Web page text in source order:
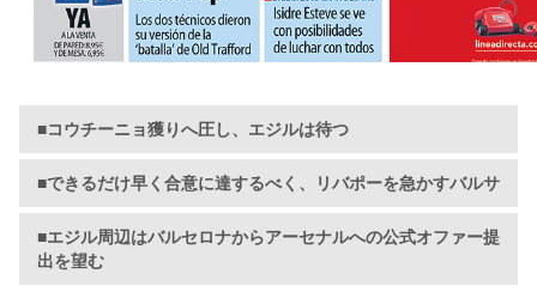
■コウチーニョ獲りへ圧し、エジルは待つ
■できるだけ早く合意に達するべく、リバポーを急かすバルサ
■エジル周辺はバルセロナからアーセナルへの公式オファー提
出を望む